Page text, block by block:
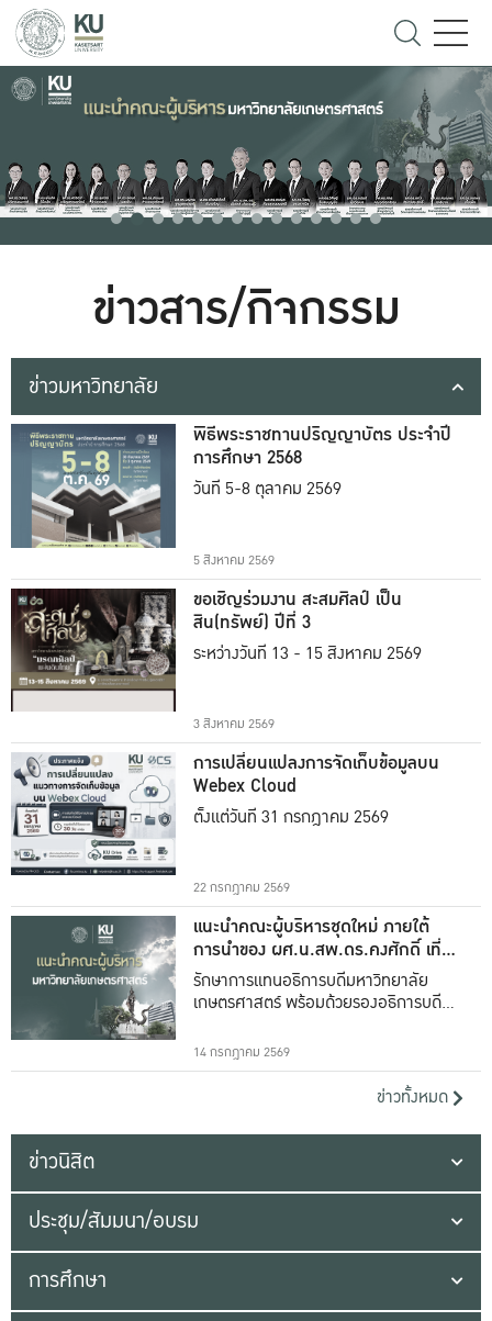
ข่าวสาร/กิจกรรม
ข่าวมหาวิทยาลัย
พิธีพระราชทานปริญญาบัตร ประจำปี
การศึกษา 2568
วันที่ 5-8 ตุลาคม 2569
5 สิงหาคม 2569
ขอเชิญร่วมงาน สะสมศิลป์ เป็น
สิน(ทรัพย์) ปีที่ 3
ระหว่างวันที่ 13 - 15 สิงหาคม 2569
3 สิงหาคม 2569
การเปลี่ยนแปลงการจัดเก็บข้อมูลบน
Webex Cloud
ตั้งแต่วันที่ 31 กรกฎาคม 2569
22 กรกฎาคม 2569
แนะนำคณะผู้บริหารชุดใหม่ ภายใต้
การนำของ ผศ.น.สพ.ดร.คงศักดิ์ เที่ยง
ธรรม
รักษาการแทนอธิการบดีมหาวิทยาลัย
เกษตรศาสตร์ พร้อมด้วยรองอธิการบดีทั้ง
14 กรกฎาคม 2569
ข่าวทั้งหมด
ข่าวนิสิต
ประชุม/สัมมนา/อบรม
การศึกษา